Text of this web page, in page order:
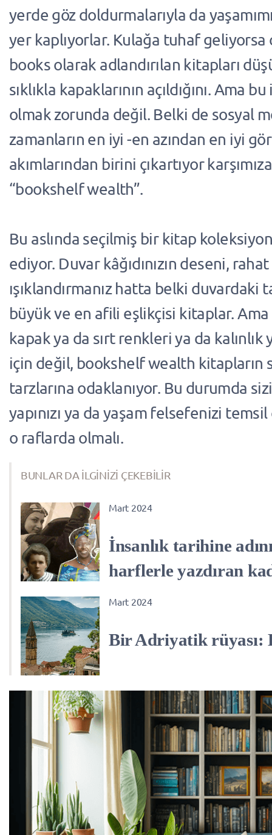
yerde göz doldurmalarıyla da
yer kaplıyorlar. Kulağa tuhaf
books olarak adlandırılan kitapları
sıklıkla kapaklarının açıldığını. Ama
olmak zorunda değil. Belki de sosyal
zamanların en iyi -en azından en iyi
akımlarından birini çıkartıyor
“bookshelf wealth”.
Bu aslında seçilmiş bir kitap
ediyor. Duvar kâğıdınızın deseni,
ışıklandırmanız hatta belki duvardaki
büyük ve en afili eşlikçisi kitaplar. Ama
kapak ya da sırt renkleri ya da
için değil, bookshelf wealth kitapların
tarzlarına odaklanıyor. Bu durumda
yapınızı ya da yaşam felsefenizi
o raflarda olmalı.
BUNLAR DA İLGİNİZİ ÇEKEBİLİR
Mart 2024
İnsanlık tarihine
harflerle yazdıran
Mart 2024
Bir Adriyatik rüyası: